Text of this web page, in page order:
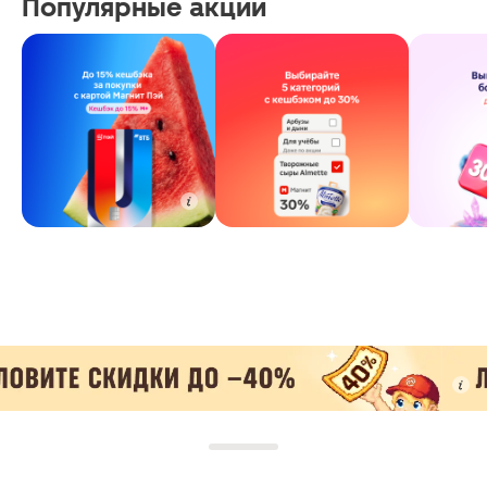
Популярные акции